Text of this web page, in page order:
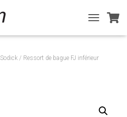
O
Sodick / Ressort de bague FJ inférieur